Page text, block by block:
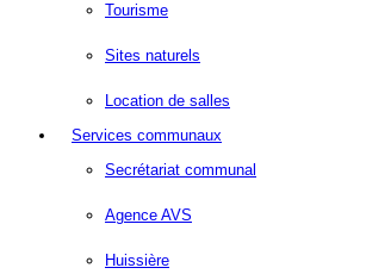
Tourisme
Sites naturels
Location de salles
Services communaux
Secrétariat communal
Agence AVS
Huissière